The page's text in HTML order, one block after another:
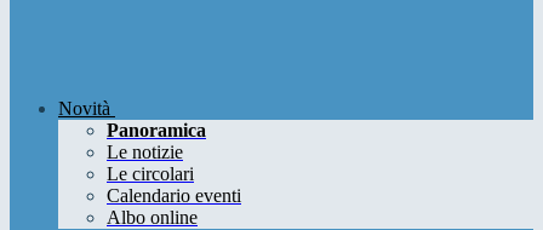
Novità
Panoramica
Le notizie
Le circolari
Calendario eventi
Albo online